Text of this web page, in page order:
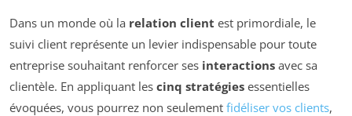
Dans un monde où la relation client est primordiale, le
suivi client représente un levier indispensable pour toute
entreprise souhaitant renforcer ses interactions avec sa
clientèle. En appliquant les cinq stratégies essentielles
évoquées, vous pourrez non seulement fidéliser vos clients,